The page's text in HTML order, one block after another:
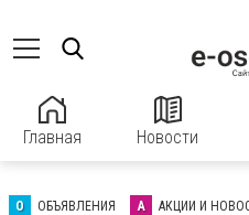
Главная Новости
О ОБЪЯВЛЕНИЯ А АКЦИИ И